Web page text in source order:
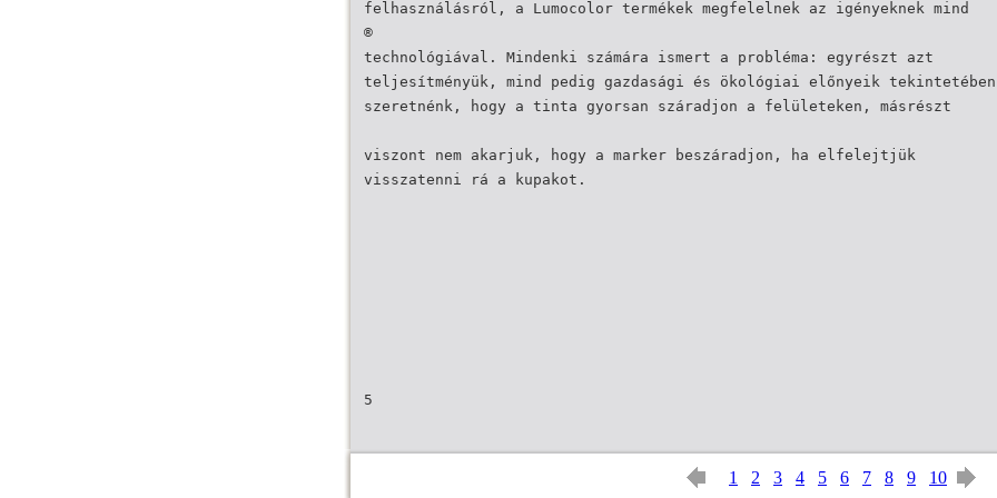
felhasználásról, a Lumocolor termékek megfelelnek az igényeknek mind
®
technológiával. Mindenki számára ismert a probléma: egyrészt azt
teljesítményük, mind pedig gazdasági és ökológiai előnyeik
szeretnénk, hogy a tinta gyorsan száradjon a felületeken, másrészt
viszont nem akarjuk, hogy a marker beszáradjon, ha elfelejtjük
visszatenni rá a kupakot.
5
1 2 3 4 5 6 7 8 9 10